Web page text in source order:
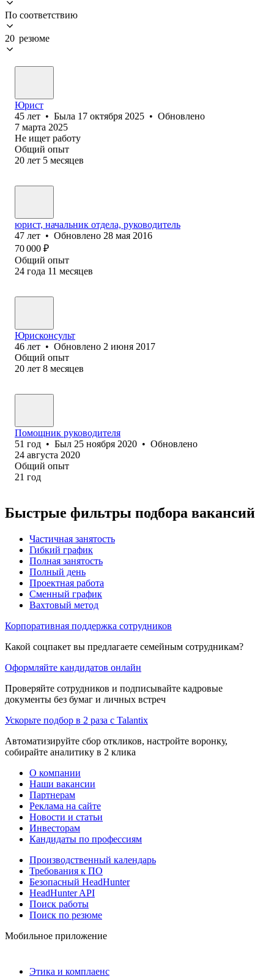
По соответствию
20 резюме
Юрист
45 лет • Была 17 октября 2025 • Обновлено
7 марта 2025
Не ищет работу
Общий опыт
20 лет 5 месяцев
юрист, начальник отдела, руководитель
47 лет • Обновлено 28 мая 2016
70 000 ₽
Общий опыт
24 года 11 месяцев
Юрисконсульт
46 лет • Обновлено 2 июня 2017
Общий опыт
20 лет 8 месяцев
Помощник руководителя
51 год • Был 25 ноября 2020 • Обновлено
24 августа 2020
Общий опыт
21 год
Быстрые фильтры подбора вакансий
Частичная занятость
Гибкий график
Полная занятость
Полный день
Проектная работа
Сменный график
Вахтовый метод
Корпоративная поддержка сотрудников
Какой соцпакет вы предлагаете семейным сотрудникам?
Оформляйте кандидатов онлайн
Проверяйте сотрудников и подписывайте кадровые
документы без бумаг и личных встреч
Ускорьте подбор в 2 раза с Talantix
Автоматизируйте сбор откликов, настройте воронку,
собирайте аналитику в 2 клика
О компании
Наши вакансии
Партнерам
Реклама на сайте
Новости и статьи
Инвесторам
Кандидаты по профессиям
Производственный календарь
Требования к ПО
Безопасный HeadHunter
HeadHunter API
Поиск работы
Поиск по резюме
Мобильное приложение
Этика и комплаенс